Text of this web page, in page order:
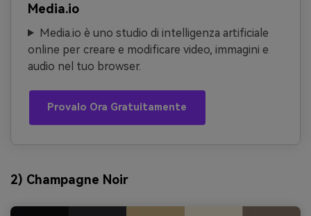
Media.io
Media.io è uno studio di intelligenza artificiale
online per creare e modificare video, immagini e
audio nel tuo browser.
Provalo Ora Gratuitamente
2) Champagne Noir